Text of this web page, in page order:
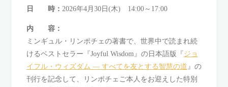
日 時： 2026年4月30日(木) 14:00～17:00
内 容：
ミンギュル・リンポチェの著書で、世界中で読まれ続
けるベストセラー『Joyful Wisdom』の日本語版『ジョ
イフル・ウィズダム ― すべてを友とする智慧の道 』の
刊行を記念して、リンポチェご本人をお迎えした特別